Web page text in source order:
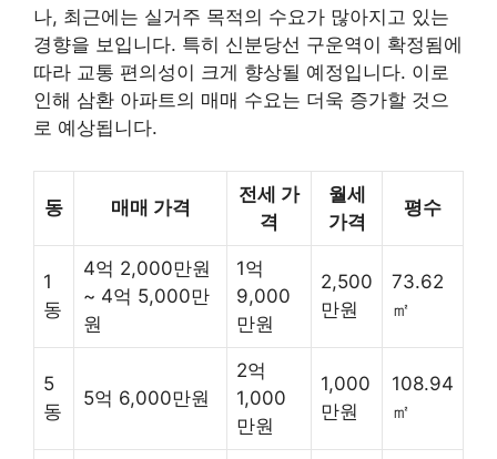
나, 최근에는 실거주 목적의 수요가 많아지고 있는
경향을 보입니다. 특히 신분당선 구운역이 확정됨에
따라 교통 편의성이 크게 향상될 예정입니다. 이로
인해 삼환 아파트의 매매 수요는 더욱 증가할 것으
로 예상됩니다.
동 매매 가격
전세 가
격
월세
가격
평수
1
동
4억 2,000만원
~ 4억 5,000만
원
1억
9,000
만원
2,500
만원
73.62
㎡
5
동
5억 6,000만원
2억
1,000
만원
1,000
만원
108.94
㎡